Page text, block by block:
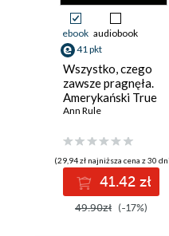
ebook audiobook
41 pkt
Wszystko, czego
zawsze pragnęła.
Amerykański True
Crime
Ann Rule
(29,94 zł najniższa cena z 30
41.42 zł
49.90zł (-17%)